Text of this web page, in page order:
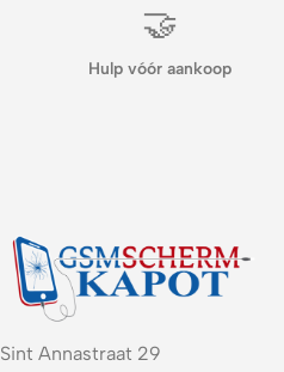
🤝
Hulp vóór aankoop
Sint Annastraat 29